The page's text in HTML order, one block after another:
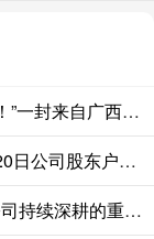
股票 杠杆原理 “壮乡人民永远铭记在心！”一封来自广西的感谢信
股票里什么是超配 有研新材：截至7月20日公司股东户数为227785户
股票怎么杠杆交易 立新能源：新疆是公司持续深耕的重点区域